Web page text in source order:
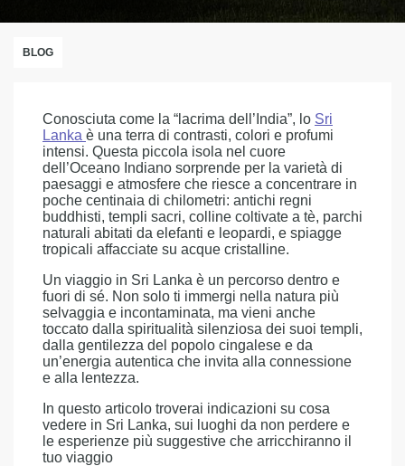
BLOG
Conosciuta come la “lacrima dell’India”, lo Sri
Lanka è una terra di contrasti, colori e profumi
intensi. Questa piccola isola nel cuore
dell’Oceano Indiano sorprende per la varietà di
paesaggi e atmosfere che riesce a concentrare in
poche centinaia di chilometri: antichi regni
buddhisti, templi sacri, colline coltivate a tè, parchi
naturali abitati da elefanti e leopardi, e spiagge
tropicali affacciate su acque cristalline.
Un viaggio in Sri Lanka è un percorso dentro e
fuori di sé. Non solo ti immergi nella natura più
selvaggia e incontaminata, ma vieni anche
toccato dalla spiritualità silenziosa dei suoi templi,
dalla gentilezza del popolo cingalese e da
un’energia autentica che invita alla connessione
e alla lentezza.
In questo articolo troverai indicazioni su cosa
vedere in Sri Lanka, sui luoghi da non perdere e
le esperienze più suggestive che arricchiranno il
tuo viaggio